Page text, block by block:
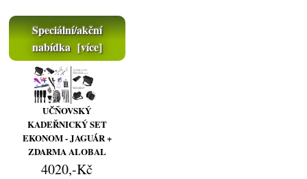
Speciální/akční
nabídka [více]
UČŇOVSKÝ
KADEŘNICKÝ SET
EKONOM - JAGUÁR +
ZDARMA ALOBAL
4020,-Kč